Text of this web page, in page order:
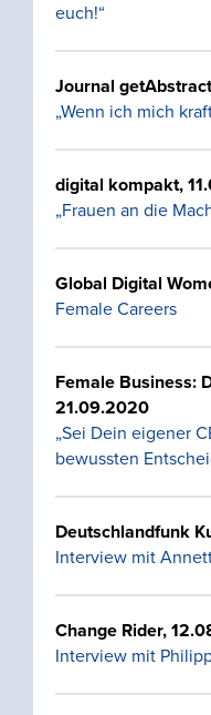
euch!“
Journal
„Wenn ich mich
digital kompakt,
„Frauen an die
Global Digital
Female Careers
Female Business:
21.09.2020
„Sei Dein eigener
bewussten
Deutschlandfunk
Interview mit
Change Rider,
Interview mit